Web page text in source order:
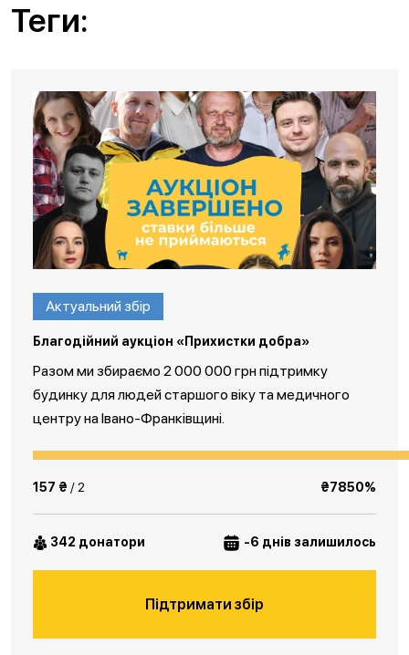
Теги:
Актуальний збір
Благодійний аукціон «Прихистки добра»
Разом ми збираємо 2 000 000 грн підтримку
будинку для людей старшого віку та медичного
центру на Івано-Франківщині.
157 ₴ / 2 ₴7850%
342 донатори -6 днів залишилось
Підтримати збір